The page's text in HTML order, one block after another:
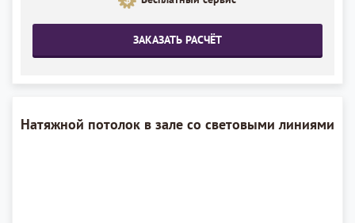
ЗАКАЗАТЬ РАСЧЁТ
Натяжной потолок в зале со световыми линиями